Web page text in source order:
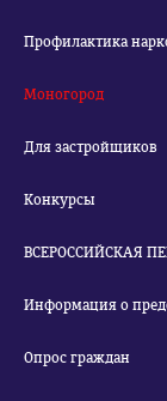
Профилактика
Моногород
Для застройщиков
Конкурсы
ВСЕРОССИЙСКАЯ
Информация о
Опрос граждан